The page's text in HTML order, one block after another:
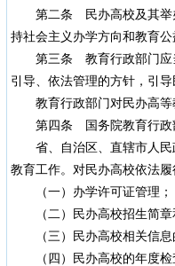
第二条 民办高校及其举办
持社会主义办学方向和教育公
第三条 教育行政部门应当
引导、依法管理的方针，引导
教育行政部门对民办高等
第四条 国务院教育行政部
省、自治区、直辖市人民
教育工作。对民办高校依法履
（一）办学许可证管理；
（二）民办高校招生简章
（三）民办高校相关信息
（四）民办高校的年度检